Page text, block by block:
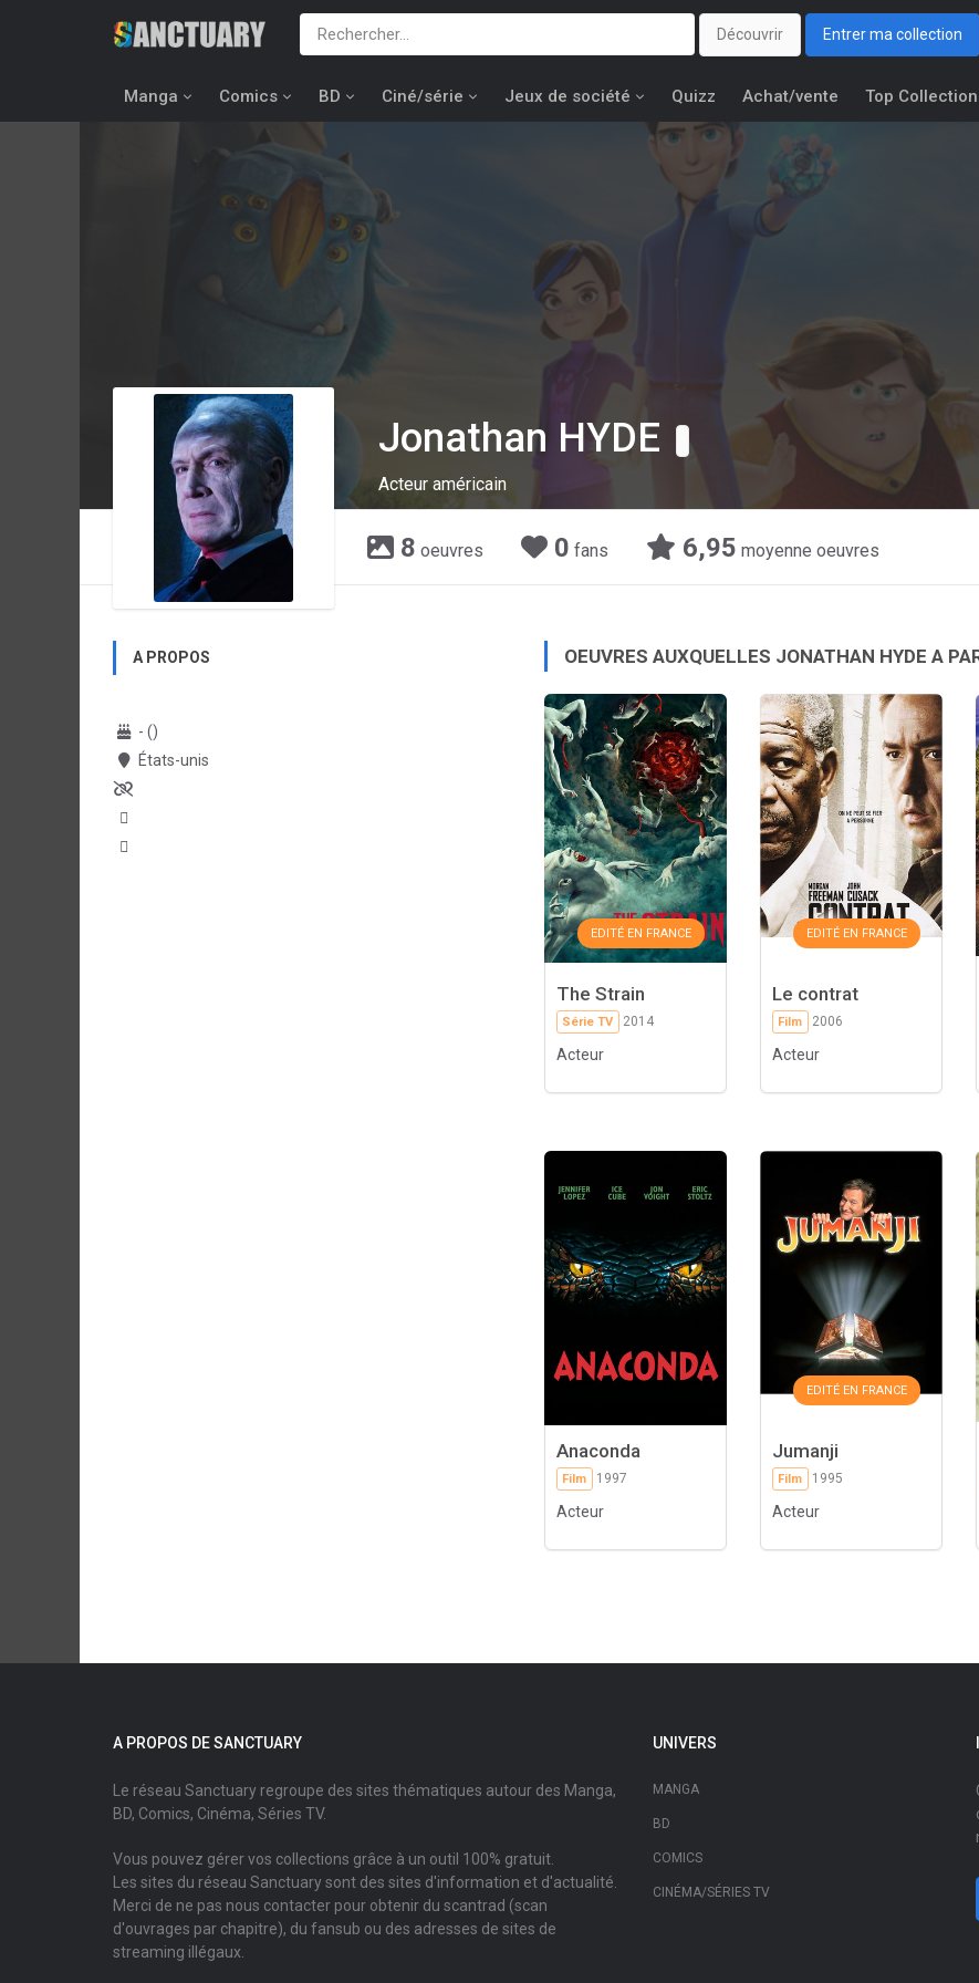
Découvrir Entrer ma collection
Manga Comics BD Ciné/série Jeux de société Quizz Achat/vente Top
Jonathan HYDE
Acteur américain
8 oeuvres 0 fans 6,95 moyenne oeuvres
A PROPOS
- ()
États-unis
OEUVRES AUXQUELLES JONATHAN HYDE A
EDITÉ EN FRANCE
The Strain
Série TV 2014
Acteur
EDITÉ EN FRANCE
Le contrat
Film 2006
Acteur
Anaconda
Film 1997
Acteur
EDITÉ EN FRANCE
Jumanji
Film 1995
Acteur
A PROPOS DE SANCTUARY
Le réseau Sanctuary regroupe des sites thématiques autour des Manga,
BD, Comics, Cinéma, Séries TV.
Vous pouvez gérer vos collections grâce à un outil 100% gratuit.
Les sites du réseau Sanctuary sont des sites d'information et d'actualité.
Merci de ne pas nous contacter pour obtenir du scantrad (scan
d'ouvrages par chapitre), du fansub ou des adresses de sites de
streaming illégaux.
UNIVERS
MANGA
BD
COMICS
CINÉMA/SÉRIES TV